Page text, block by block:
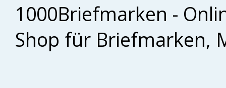
1000Briefmarken -
Shop für Briefmarken,